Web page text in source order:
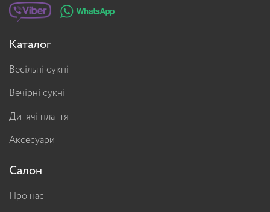
Каталог
Весільні сукні
Вечірні сукні
Дитячі плаття
Аксесуари
Салон
Про нас